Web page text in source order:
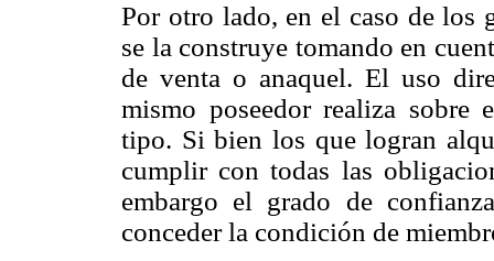
Por otro lado, en el caso de los
se la construye tomando en
de venta o anaquel. El uso
mismo poseedor realiza sobre
tipo. Si bien los que logran
cumplir con todas las
embargo el grado de
conceder la condición de